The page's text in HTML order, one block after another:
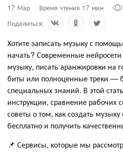
17 Мар Время чтения 17 мин
Поделиться:
Хотите записать музыку с
начать? Современные
музыку, писать аранжировки на
биты или полноценные треки —
специальных знаний. В этой
инструкции, сравнение рабочих
советы о том, как создать
бесплатно и получить
📌 Сервисы, которые мы